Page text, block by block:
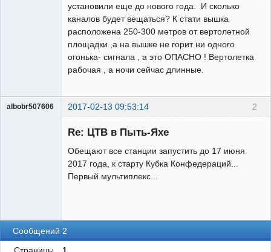
установили еще до нового года. И сколько
каналов будет вещаться? К стати вышка
расположена 250-300 метров от вертолетной
площадки ,а на вышке не горит ни одного
огонька- сигнала , а это ОПАСНО ! Вертолетка
рабочая , а ночи сейчас длинные.
2
albobr507606 2017-02-13 09:53:14
Re: ЦТВ в Пыть-Яхе
Обещают все станции запустить до 17 июня
2017 года, к старту Кубка Конфедераций...
Первый мультиплекс...
Сообщений 2
Страницы 1